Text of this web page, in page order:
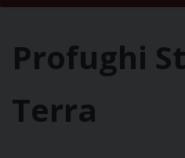
Profughi
Terra